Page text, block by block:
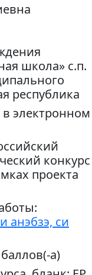
школа» с.п.
республика
электронном
конкурс
проекта
анэбзэ, си
а)